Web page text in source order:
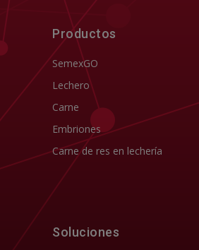
Productos
SemexGO
Lechero
Carne
Embriones
Carne de res en lechería
Soluciones